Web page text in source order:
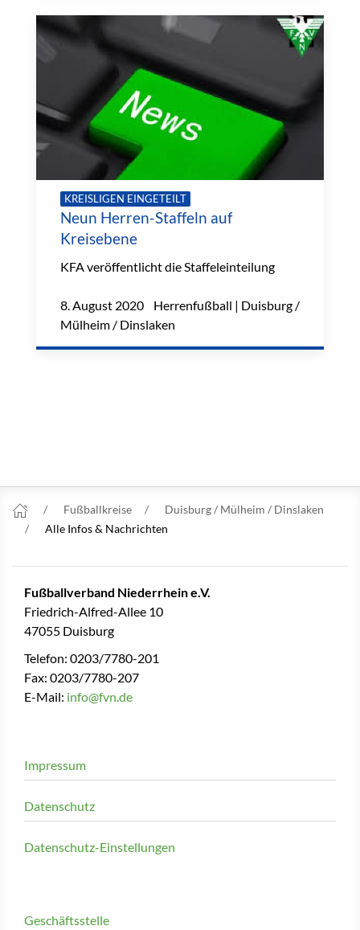
KREISLIGEN EINGETEILT
Neun Herren-Staffeln auf
Kreisebene
KFA veröffentlicht die Staffeleinteilung
8. August 2020 Herrenfußball | Duisburg /
Mülheim / Dinslaken
Fußballkreise
Duisburg / Mülheim / Dinslaken
Alle Infos & Nachrichten
Fußballverband Niederrhein e.V.
Friedrich-Alfred-Allee 10
47055 Duisburg
Telefon: 0203/7780-201
Fax: 0203/7780-207
E-Mail: info@fvn.de
Impressum
Datenschutz
Datenschutz-Einstellungen
Geschäftsstelle